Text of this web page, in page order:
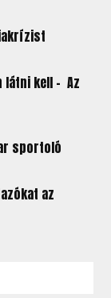
kell – Az
sportoló
az